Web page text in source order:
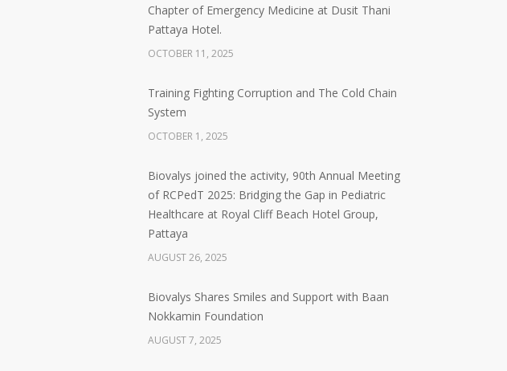
Chapter of Emergency Medicine at Dusit Thani
Pattaya Hotel.
OCTOBER 11, 2025
Training Fighting Corruption and The Cold Chain
System
OCTOBER 1, 2025
Biovalys joined the activity, 90th Annual Meeting
of RCPedT 2025: Bridging the Gap in Pediatric
Healthcare at Royal Cliff Beach Hotel Group,
Pattaya
AUGUST 26, 2025
Biovalys Shares Smiles and Support with Baan
Nokkamin Foundation
AUGUST 7, 2025